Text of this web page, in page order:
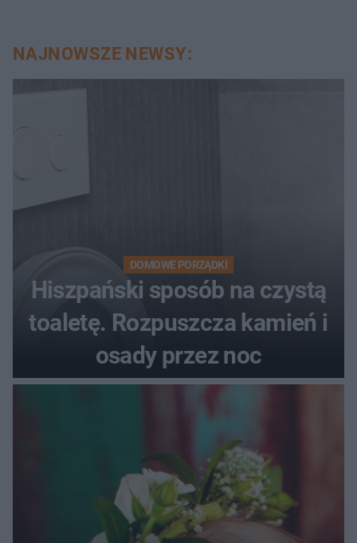
NAJNOWSZE NEWSY:
DOMOWE PORZĄDKI
Hiszpański sposób na czystą
toaletę. Rozpuszcza kamień i
osady przez noc